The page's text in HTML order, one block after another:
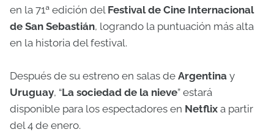
en la 71ª edición del Festival de Cine Internacional
de San Sebastián, logrando la puntuación más alta
en la historia del festival.
Después de su estreno en salas de Argentina y
Uruguay, “La sociedad de la nieve” estará
disponible para los espectadores en Netflix a partir
del 4 de enero.